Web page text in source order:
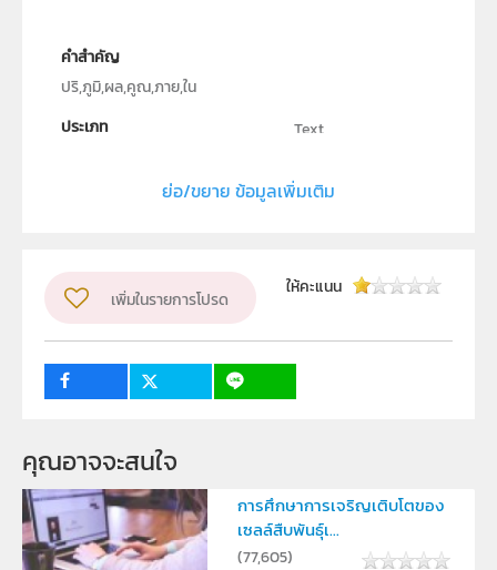
คำสำคัญ
ปริ,ภูมิ,ผล,คูณ,ภาย,ใน
ประเภท
Text
ภาควิชาคณิตศาสตร์ คณะวิทยาศาสตร์ มหาวิทยาลัย
อุทุมพร อาสว่าง
ระดับชั้น
ครู, นักเรียน
ย่อ/ขยาย ข้อมูลเพิ่มเติม
เพิ่มในรายการโปรด
ให้คะแนน
คุณอาจจะสนใจ
การศึกษาการเจริญเติบโตของ
เซลล์สืบพันธุ์เ...
(77,605)